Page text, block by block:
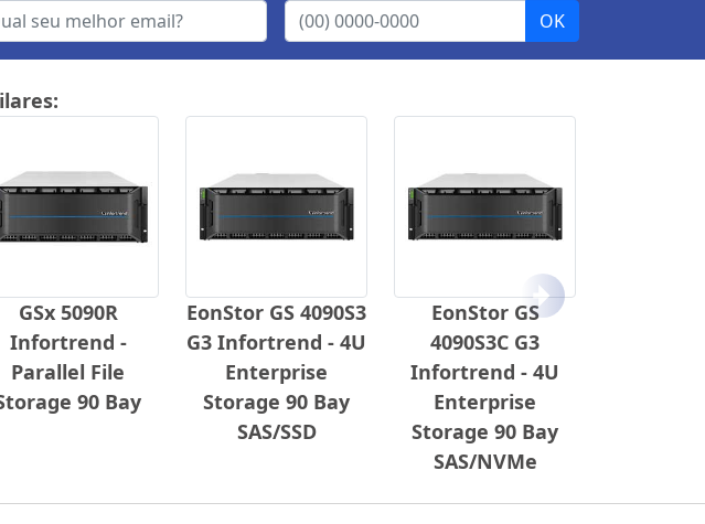
GSx 5090R
Infortrend -
Parallel File
90 Bay
EonStor GS 4090S3
G3 Infortrend - 4U
Enterprise
Storage 90 Bay
SAS/SSD
EonStor GS
4090S3C G3
Infortrend - 4U
Enterprise
Storage 90 Bay
SAS/NVMe
Próximo